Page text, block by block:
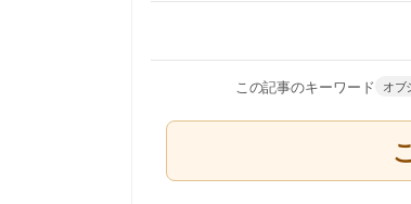
この記事のキーワード オブ